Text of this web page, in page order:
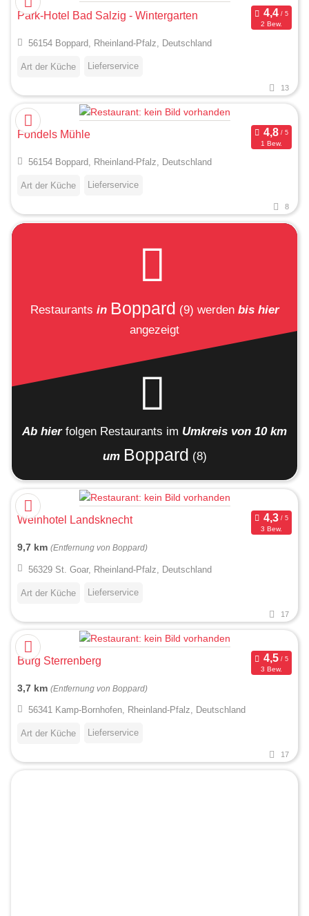
Park-Hotel Bad Salzig - Wintergarten
2 Bew.
56154 Boppard, Rheinland-Pfalz, Deutschland
Art der Küche Lieferservice
13
Fondels Mühle
1 Bew.
56154 Boppard, Rheinland-Pfalz, Deutschland
Art der Küche Lieferservice
8
Restaurants in Boppard (9) werden bis hier
angezeigt
Ab hier folgen Restaurants im Umkreis von 10 km
um Boppard (8)
Weinhotel Landsknecht
3 Bew.
9,7 km (Entfernung von Boppard)
56329 St. Goar, Rheinland-Pfalz, Deutschland
Art der Küche Lieferservice
17
Burg Sterrenberg
3 Bew.
3,7 km (Entfernung von Boppard)
56341 Kamp-Bornhofen, Rheinland-Pfalz, Deutschland
Art der Küche Lieferservice
17